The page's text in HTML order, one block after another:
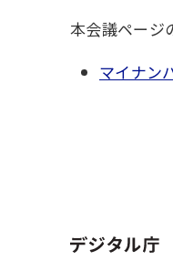
本会議ページ
マイナン
ホーム